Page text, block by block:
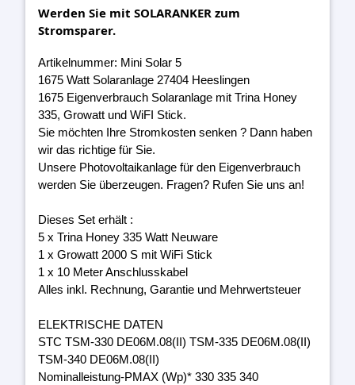
Werden Sie mit SOLARANKER zum
Stromsparer.
Artikelnummer: Mini Solar 5
1675 Watt Solaranlage 27404 Heeslingen
1675 Eigenverbrauch Solaranlage mit Trina Honey
335, Growatt und WiFI Stick.
Sie möchten Ihre Stromkosten senken ? Dann haben
wir das richtige für Sie.
Unsere Photovoltaikanlage für den Eigenverbrauch
werden Sie überzeugen. Fragen? Rufen Sie uns an!
Dieses Set erhält :
5 x Trina Honey 335 Watt Neuware
1 x Growatt 2000 S mit WiFi Stick
1 x 10 Meter Anschlusskabel
Alles inkl. Rechnung, Garantie und Mehrwertsteuer
ELEKTRISCHE DATEN
STC TSM-330 DE06M.08(II) TSM-335 DE06M.08(II)
TSM-340 DE06M.08(II)
Nominalleistung-PMAX (Wp)* 330 335 340